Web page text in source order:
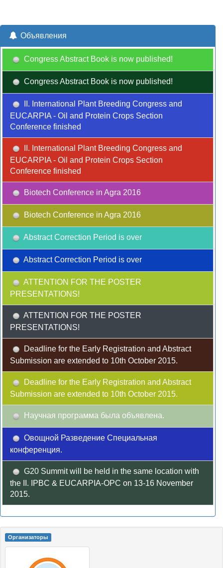
Объявления
Congress Abstract Book is now published!
Congress Abstract Book is now published!
II. International Plant Breeding Congress and
EUCARPIA - Oil and Protein Crops Section
Conference finished
II. International Plant Breeding Congress and
EUCARPIA - Oil and Protein Crops Section
Conference finished
Biotech Conference in Agra 2016
Biotech Conference in Agra 2016
Abstract Correction Period is over
Abstract Correction Period is over
ATTENTION FOR THE POSTER
PRESENTATIONS!
ATTENTION FOR THE POSTER
PRESENTATIONS!
Deadline for the Early Registration and Abstract
Submission are extended to 10th October 2015.
Deadline for the Early Registration and Abstract
Submission are extended to 10th October 2015.
Научная программа была объявлена.
Овощной Разведение Специальная
конференция.
G20 Summit will be held in the same location with
the II. IPBC & EUCARPIA-OPC on 13-16 November
2015.
Oрганизаторы